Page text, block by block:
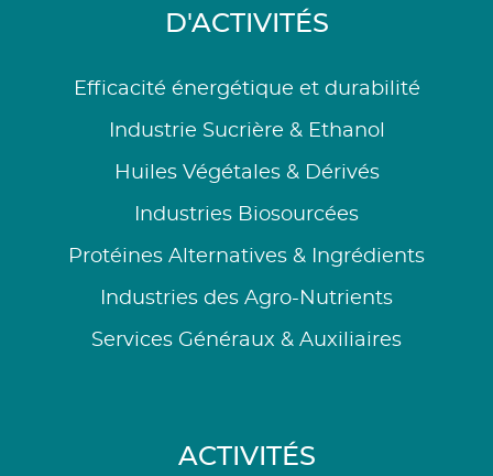
D'ACTIVITÉS
Efficacité énergétique et durabilité
Industrie Sucrière & Ethanol
Huiles Végétales & Dérivés
Industries Biosourcées
Protéines Alternatives & Ingrédients
Industries des Agro-Nutrients
Services Généraux & Auxiliaires
ACTIVITÉS